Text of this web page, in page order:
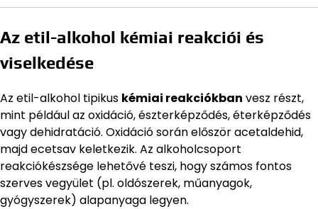
Az etil-alkohol kémiai reakciói és
viselkedése
Az etil-alkohol tipikus kémiai reakciókban vesz részt,
mint például az oxidáció, észterképződés, éterképződés
vagy dehidratáció. Oxidáció során először acetaldehid,
majd ecetsav keletkezik. Az alkoholcsoport
reakciókészsége lehetővé teszi, hogy számos fontos
szerves vegyület (pl. oldószerek, műanyagok,
gyógyszerek) alapanyaga legyen.